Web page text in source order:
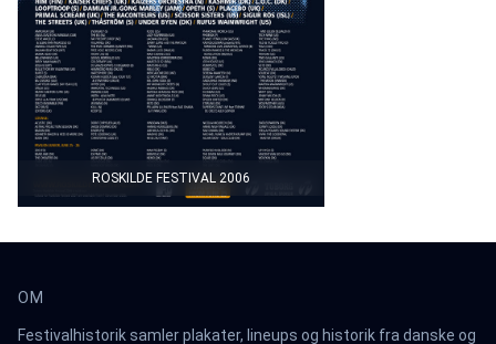
ROSKILDE FESTIVAL 2006
OM
Festivalhistorik samler plakater, lineups og historik fra danske og